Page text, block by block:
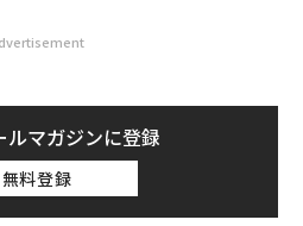
ルマガジンに登録
無料登録